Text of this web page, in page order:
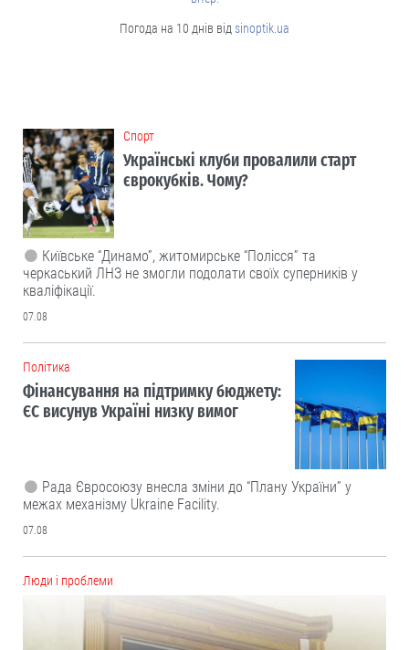
Погода на 10 днів відsinoptik.ua
Cпорт
Українські клуби провалили старт
єврокубків. Чому?
Київське “Динамо”, житомирське “Полісся” та
черкаський ЛНЗ не змогли подолати своїх суперників у
кваліфікації.
07.08
Політика
Фінансування на підтримку бюджету:
ЄС висунув Україні низку вимог
Рада Євросоюзу внесла зміни до “Плану України” у
межах механізму Ukraine Facility.
07.08
Люди і проблеми